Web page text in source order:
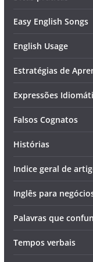
Easy English Songs
English Usage
Estratégias de
Expressões
Falsos Cognatos
Histórias
Indice geral de
Inglês para
Palavras que
Tempos verbais